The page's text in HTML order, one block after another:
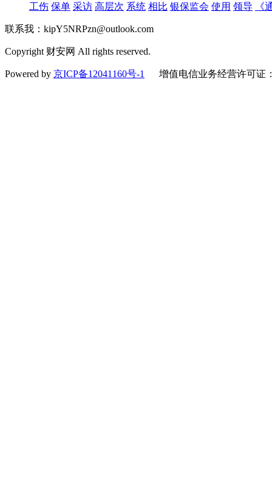
工伤 保单 采访 高层次 系统 相比 银保监会 使用 领导 《
联系我：kipY5NRPzn@outlook.com
Copyright 财安网 All rights reserved.
Powered by 京ICP备12041160号-1 增值电信业务经营许可证